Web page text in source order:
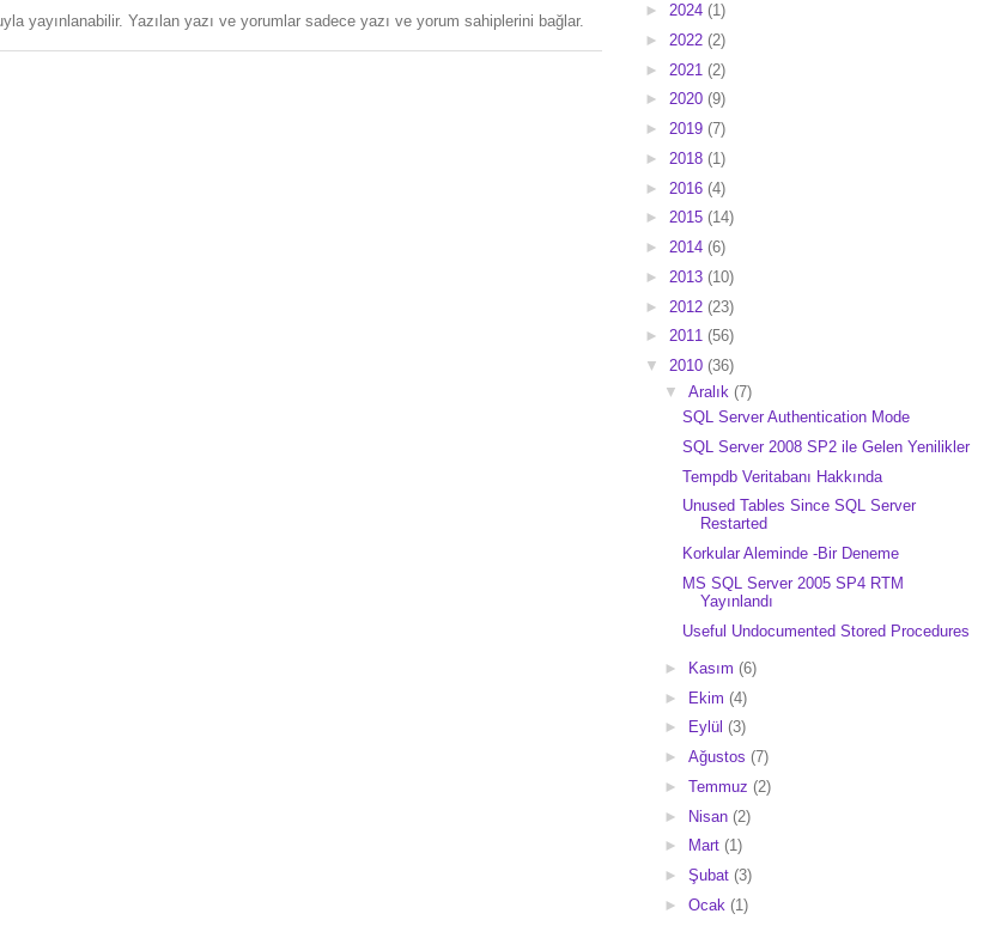
yayınlanabilir. Yazılan yazı ve yorumlar sadece yazı ve yorum sahiplerini bağlar.
► 2024 (1)
► 2022 (2)
► 2021 (2)
► 2020 (9)
► 2019 (7)
► 2018 (1)
► 2016 (4)
► 2015 (14)
► 2014 (6)
► 2013 (10)
► 2012 (23)
► 2011 (56)
▼ 2010 (36)
▼ Aralık (7)
SQL Server Authentication Mode
SQL Server 2008 SP2 ile Gelen Yenilikler
Tempdb Veritabanı Hakkında
Unused Tables Since SQL Server
Restarted
Korkular Aleminde -Bir Deneme
MS SQL Server 2005 SP4 RTM
Yayınlandı
Useful Undocumented Stored Procedures
► Kasım (6)
► Ekim (4)
►
Eylül (3)
► Ağustos (7)
► Temmuz (2)
► Nisan (2)
►
Mart (1)
► Şubat (3)
► Ocak (1)